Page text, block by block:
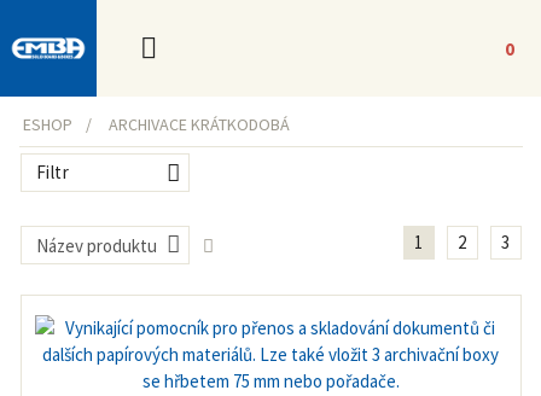
0
ESHOP ARCHIVACE KRÁTKODOBÁ
Filtr
Název produktu 1 2 3